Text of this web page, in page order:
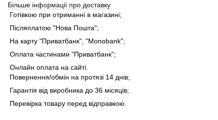
Більше інформації про доставку
Готівкою при отриманні в магазині;
Післяплатою "Нова Пошта";
На карту "Приватбанк", "Monobank";
Оплата частинами "Приватбанк";
Онлайн оплата на сайті.
Повернення/обмін на протязі 14 днів;
Гарантія від виробника до 36 місяців;
Перевірка товару перед відправкою.